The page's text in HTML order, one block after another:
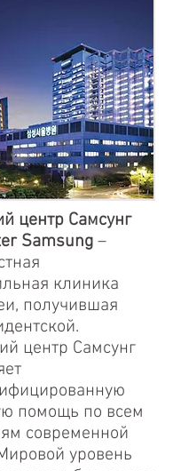
центр Самсунг
Samsung –
клиника
получившая
центр Самсунг
помощь по всем
современной
уровень